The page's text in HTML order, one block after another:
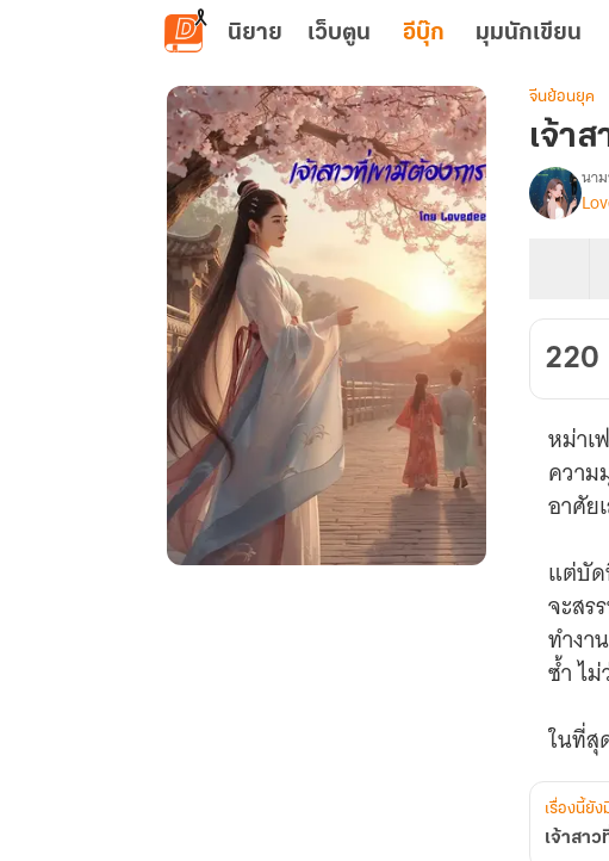
ข้ามไปยังเนื้อหาหลัก
นิยาย เว็บตูน อีบุ๊ก มุมนักเขียน
จีนย้อนยุค
เจ้า
เรื่อง
เจ้า
มิ
ต้องการ
นา
220
หม่าเฟ
ความ
อาศัย
แต่บัดนี้ ฮู
จะสรร
ทำงา
ซ้ำ ไ
ในที่สุด
เสน่ห์และ
และส่งเจ้าส
ภรรย
เรื่องนี้ยั
เจ้าสาว